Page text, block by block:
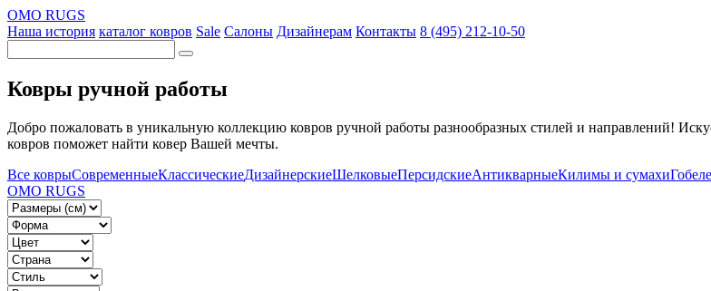
OMO RUGS
Наша история каталог ковров Sale Салоны Дизайнерам Контакты 8 (495) 212-10-50
Ковры ручной работы
Добро пожаловать в уникальную коллекцию ковров ручной работы разнообразных стилей и направлений!
ковров поможет найти ковер Вашей мечты.
Все коврыСовременныеКлассическиеДизайнерскиеШелковыеПерсидскиеАнтикварныеКилимы и сумахи
OMO RUGS